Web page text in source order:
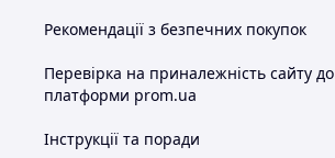
Рекомендації з безпечних покупок
Перевірка на приналежність сайту до
платформи prom.ua
Інструкції та поради